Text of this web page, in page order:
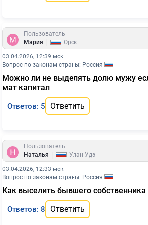
Пользователь
Мария
Орск
03.04.2026, 12:39 мск
Вопрос по законам страны: Россия
Можно ли не выделять долю мужу
мат капитал
Ответов: 5 Ответить
Пользователь
Наталья
Улан-Удэ
03.04.2026, 12:33 мск
Вопрос по законам страны: Россия
Как выселить бывшего
Ответов: 8 Ответить